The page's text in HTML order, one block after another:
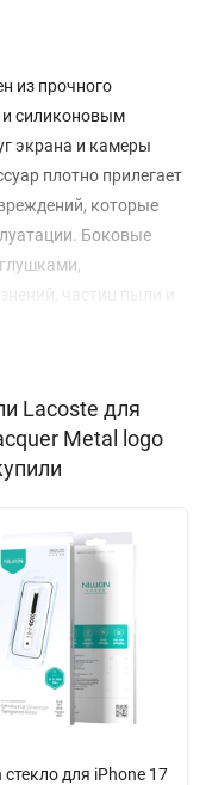
из прочного
силиконовым
экрана и камеры
плотно прилегает
которые
Боковые
частиц пыли и
разъемам и
картхолдер и другие
дополнен
в
Lacoste для
Metal logo
стекло для iPhone 17